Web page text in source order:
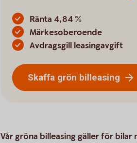
Ränta 4,84 %
Märkesoberoende
Avdragsgill leasingavgift
Skaffa grön billeasing
Vår gröna billeasing gäller för